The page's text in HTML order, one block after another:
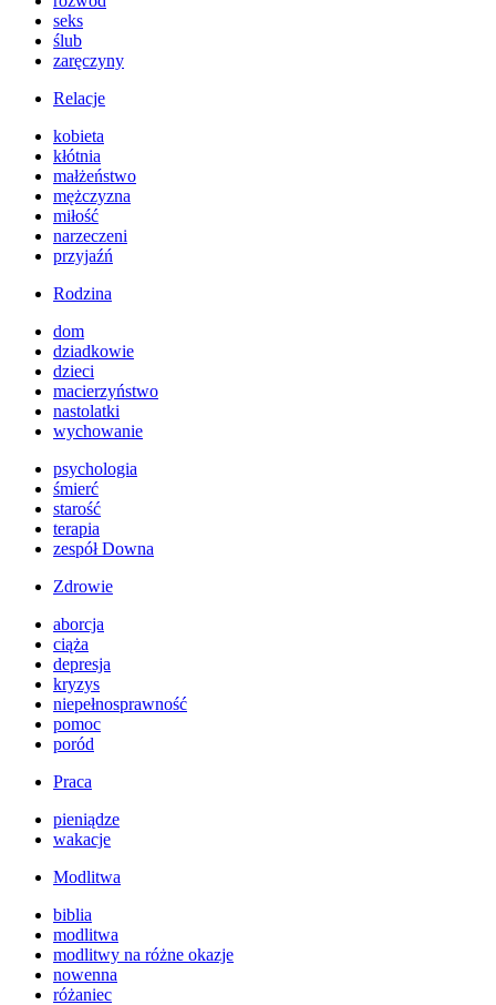
seks
ślub
zaręczyny
Relacje
kobieta
kłótnia
małżeństwo
mężczyzna
miłość
narzeczeni
przyjaźń
Rodzina
dom
dziadkowie
dzieci
macierzyństwo
nastolatki
wychowanie
psychologia
śmierć
starość
terapia
zespół Downa
Zdrowie
aborcja
ciąża
depresja
kryzys
niepełnosprawność
pomoc
poród
Praca
pieniądze
wakacje
Modlitwa
biblia
modlitwa
modlitwy na różne okazje
nowenna
różaniec